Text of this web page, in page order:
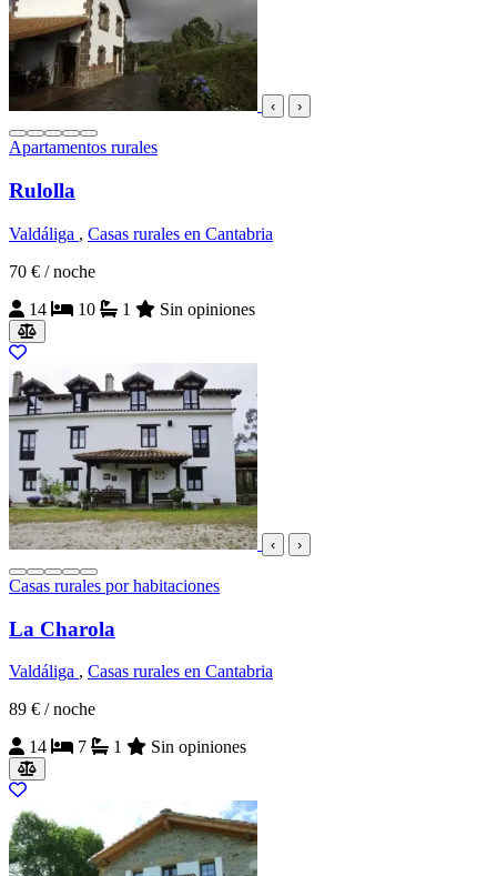
‹ ›
Apartamentos rurales
Rulolla
Valdáliga , Casas rurales en Cantabria
70 € / noche
14
10 1 Sin opiniones
‹ ›
Casas rurales por habitaciones
La Charola
Valdáliga , Casas rurales en Cantabria
89 € / noche
14
7 1 Sin opiniones